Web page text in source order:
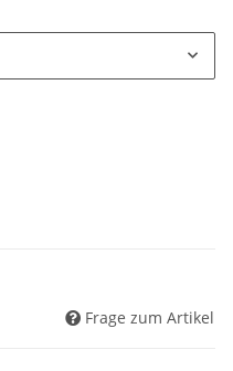
Frage zum Artikel